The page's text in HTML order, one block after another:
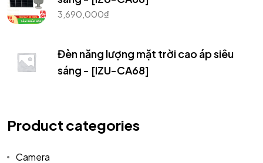
3,690,000₫
Đèn năng lượng mặt trời cao áp siêu
sáng - [IZU-CA68]
Product categories
Camera